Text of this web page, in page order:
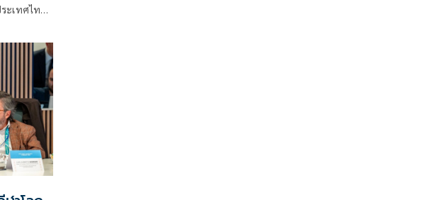
ะเทศไทย
างเป็น
ะทำงาน
งขัน Youth
เป็น
การคัด
ม IOC